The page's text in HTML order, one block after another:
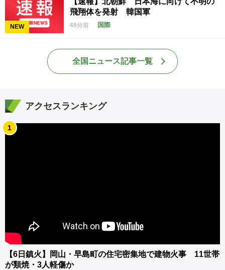
NEW
飛翔体を発射 韓国軍
48分前 国際
全国ニュース記事一覧
アクセスランキング
1
【6日鎮火】岡山・早島町の住宅密集地で建物火事 11世帯
が類焼・3人軽傷か